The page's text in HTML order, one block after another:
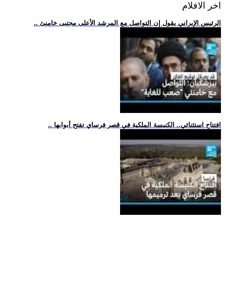
اخر الافلام
.. الرئيس الإيراني يقول إن التواصل مع المرشد الأعلى مجتبى خامنئ
.. افتتاح استثنائي.. الكنيسة الملكية في قصر فرساي تفتح أبوابها